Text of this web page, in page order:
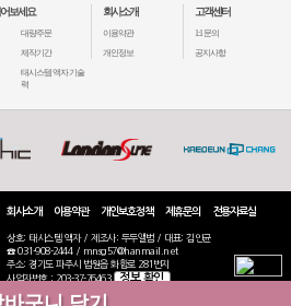
보세요
대량주문
제작기간
태시스템 액자 기술
력
회사소개
이용약관
개인정보
고객센터
1:1 문의
공지사항
회사소개 이용약관 개인보호정책 제휴문의 전용자료실
상호: 태시스템 액자 / 제조사: 두두앨범 / 대표: 김인균
☎ 031-908-2444 / mnsg57@hanmail.net
주소: 경기도 파주시 법원읍 화합로 281번지
사업자번호 : 203-37-76463
정보 확인
통신판매: 2020-고양일산동-2770